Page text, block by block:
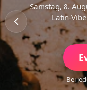
Samstag, 8.
Latin-
Bei